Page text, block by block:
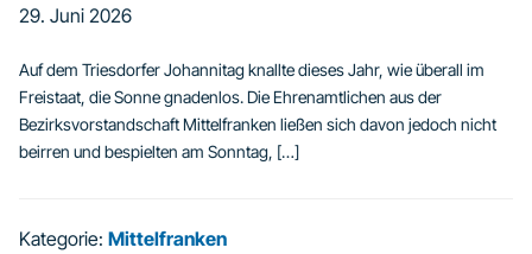
29. Juni 2026
Auf dem Triesdorfer Johannitag knallte dieses Jahr, wie überall im
Freistaat, die Sonne gnadenlos. Die Ehrenamtlichen aus der
Bezirksvorstandschaft Mittelfranken ließen sich davon jedoch nicht
beirren und bespielten am Sonntag, […]
Kategorie: Mittelfranken